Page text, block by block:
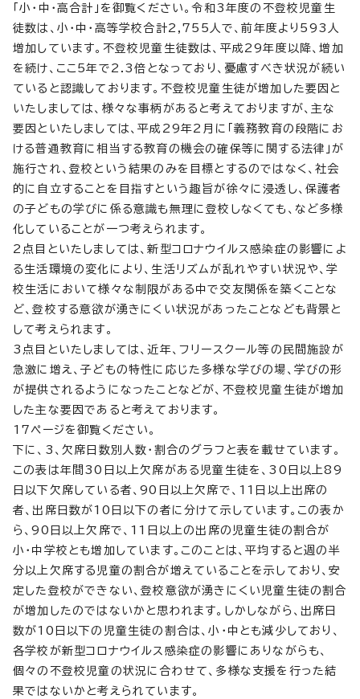
「小・中・高合計」を御覧ください。令和3年度の不登校児童生
徒数は、小・中・高等学校合計2,755人で、前年度より593人
増加しています。不登校児童生徒数は、平成29年度以降、増加
を続け、ここ5年で2.3倍となっており、憂慮すべき状況が続い
ていると認識しております。不登校児童生徒が増加した要因と
いたしましては、様々な事柄があると考えておりますが、主な
要因といたしましては、平成29年2月に「義務教育の段階にお
ける普通教育に相当する教育の機会の確保等に関する法律」が
施行され、登校という結果のみを目標とするのではなく、社会
的に自立することを目指すという趣旨が徐々に浸透し、保護者
の子どもの学びに係る意識も無理に登校しなくても、など多様
化していることが一つ考えられます。
2点目といたしましては、新型コロナウイルス感染症の影響によ
る生活環境の変化により、生活リズムが乱れやすい状況や、学
校生活において様々な制限がある中で交友関係を築くことな
ど、登校する意欲が湧きにくい状況があったことなども背景と
して考えられます。
3点目といたしましては、近年、フリースクール等の民間施設が
急激に増え、子どもの特性に応じた多様な学びの場、学びの形
が提供されるようになったことなどが、不登校児童生徒が増加
した主な要因であると考えております。
17ページを御覧ください。
下に、3、欠席日数別人数・割合のグラフと表を載せています。
この表は年間30日以上欠席がある児童生徒を、30日以上89
日以下欠席している者、90日以上欠席で、11日以上出席の
者、出席日数が10日以下の者に分けて示しています。この表か
ら、90日以上欠席で、11日以上の出席の児童生徒の割合が
小・中学校とも増加しています。このことは、平均すると週の半
分以上欠席する児童の割合が増えていることを示しており、安
定した登校ができない、登校意欲が湧きにくい児童生徒の割合
が増加したのではないかと思われます。しかしながら、出席日
数が10日以下の児童生徒の割合は、小・中とも減少しており、
各学校が新型コロナウイルス感染症の影響にありながらも、
個々の不登校児童の状況に合わせて、多様な支援を行った結
果ではないかと考えられています。